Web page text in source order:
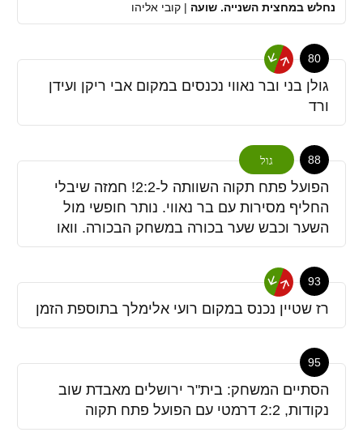
נחלש במחצית השנייה. שועה | קובי אליהו
80
גולן בני ובר נאווי נכנסים במקום אבי ריקן ועידן
ורד
88 גול
הפועל פתח תקוה השוותה ל-2:2! חמזה שיבלי
החליף מסירות עם בר נאווי. נותר חופשי מול
השער וכבש שער בכורה במשחק הבכורה. וואו
93
רז שטיין נכנס במקום רועי אלימלך בתוספת הזמן
95
הסתיים המשחק: בית"ר ירושלים מאבדת שוב
נקודות, 2:2 דרמטי עם הפועל פתח תקוה